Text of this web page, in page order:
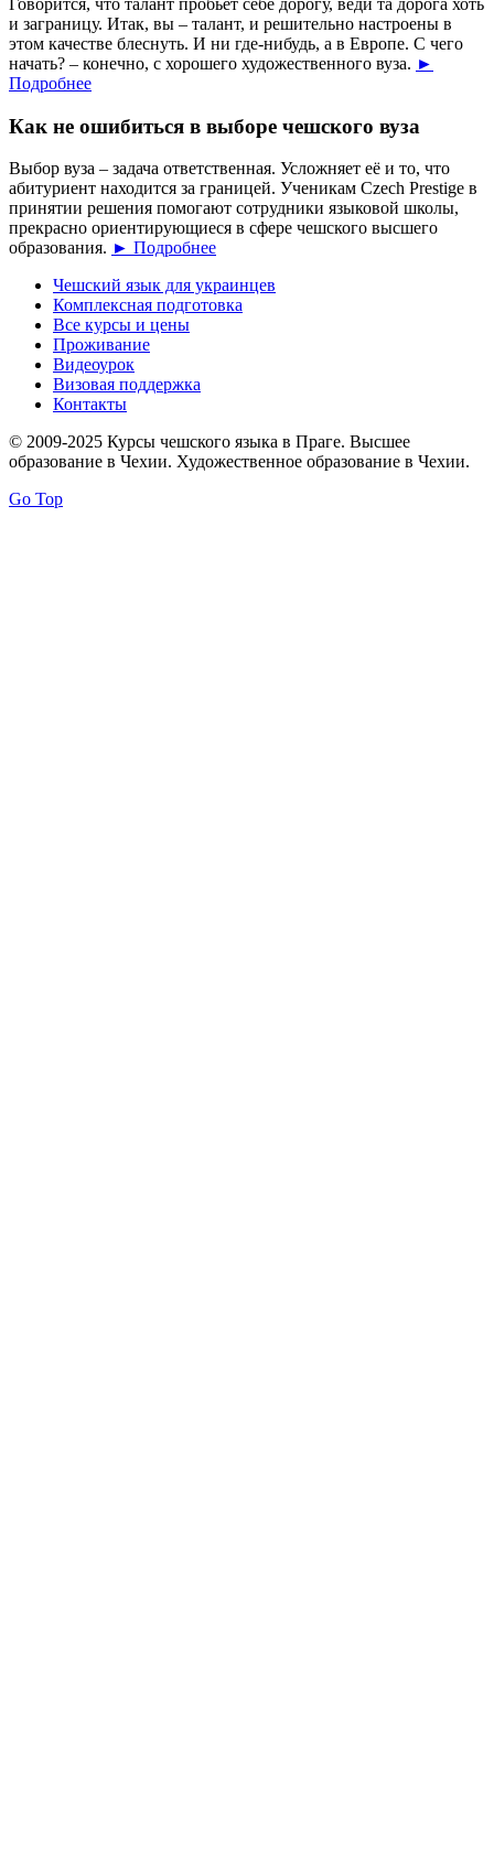
и заграницу. Итак, вы – талант, и решительно настроены в
этом качестве блеснуть. И ни где-нибудь, а в Европе. С чего
начать? – конечно, с хорошего художественного вуза. ►
Подробнее
Как не ошибиться в выборе чешского вуза
Выбор вуза – задача ответственная. Усложняет её и то, что
абитуриент находится за границей. Ученикам Czech Prestige в
принятии решения помогают сотрудники языковой школы,
прекрасно ориентирующиеся в сфере чешского высшего
образования. ► Подробнее
Чешский язык для украинцев
Комплексная подготовка
Все курсы и цены
Проживание
Видеоурок
Визовая поддержка
Контакты
© 2009-2025 Курсы чешского языка в Праге. Высшее
образование в Чехии. Художественное образование в Чехии.
Go Top